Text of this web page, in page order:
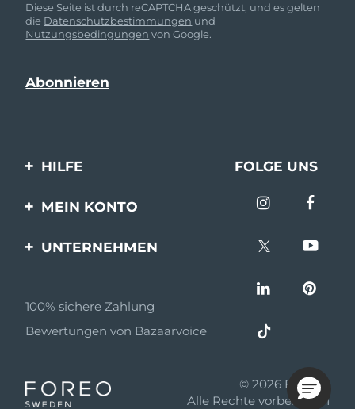
Diese Seite ist durch reCAPTCHA geschützt, und es gelten
die Datenschutzbestimmungen und
Nutzungsbedingungen von Google.
HILFE
Kontaktiere uns
FOLGE UNS
MEIN KONTO
UNTERNEHMEN
Partnerprogramm
Partner Nachrichten
Einzelhändler
100% sichere Zahlung
Bewertungen von Bazaarvoice
© 2026 FOREO
Alle Rechte vorbehalten